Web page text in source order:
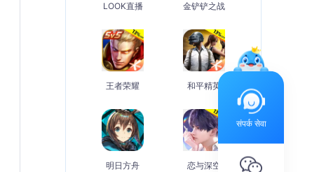
LOOK直播 金铲铲之战
王者荣耀 和平精英
明日方舟 恋与深空
संपर्क सेवा